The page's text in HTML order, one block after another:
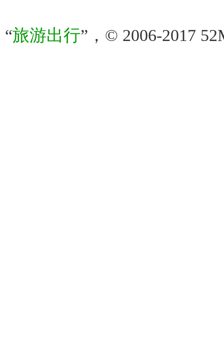
“旅游出行”，© 2006-2017